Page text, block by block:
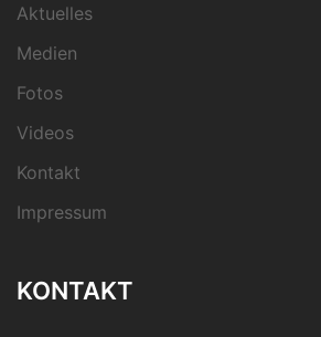
Aktuelles
Medien
Fotos
Videos
Kontakt
Impressum
KONTAKT